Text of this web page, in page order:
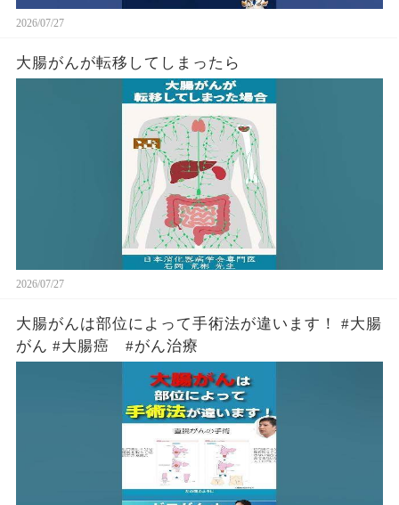
2026/07/27
大腸がんが転移してしまったら
2026/07/27
大腸がんは部位によって手術法が違います！ #大腸
がん #大腸癌 #がん治療